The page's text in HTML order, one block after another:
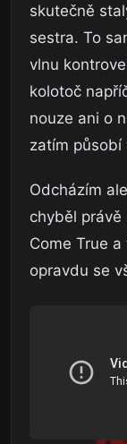
skutečně
sestra. To
vlnu
kolotoč
nouze ani o
zatím působí
Odcházím
chyběl právě
Come True
opravdu se